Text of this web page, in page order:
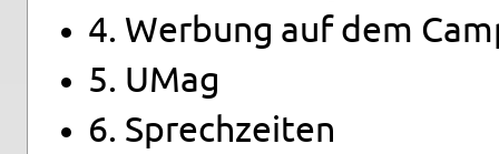
4. Wer­bung auf dem
5. UMag
6. Sprech­zei­ten